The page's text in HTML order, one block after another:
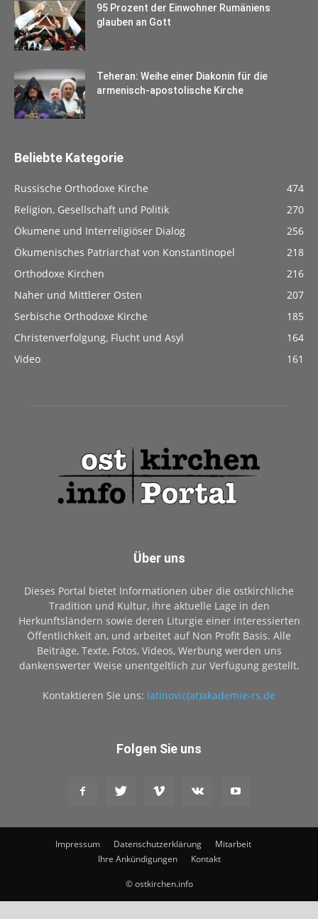
95 Prozent der Einwohner Rumäniens
glauben an Gott
Teheran: Weihe einer Diakonin für die
armenisch-apostolische Kirche
Beliebte Kategorie
Russische Orthodoxe Kirche
474
Religion, Gesellschaft und Politik
270
Ökumene und Interreligiöser Dialog
256
Ökumenisches Patriarchat von Konstantinopel
218
Orthodoxe Kirchen
216
Naher und Mittlerer Osten
207
Serbische Orthodoxe Kirche
185
Christenverfolgung, Flucht und Asyl
164
Video
161
Über uns
Dieses Portal bietet Informationen über die ostkirchliche
Tradition und Kultur, ihre aktuelle Lage in den
Herkunftsländern sowie deren Liturgie einer interessierten
Öffentlichkeit an, und arbeitet auf Non Profit Basis. Alle
Beiträge, Texte, Fotos, Videos, Werbung werden uns
dankenswerter Weise unentgeltlich zur Verfügung gestellt.
Kontaktieren Sie uns: latinovic(at)akademie-rs.de
Folgen Sie uns
Impressum Datenschutzerklärung
Mitarbeit
Ihre Ankündigungen
Kontakt
© ostkirchen.info